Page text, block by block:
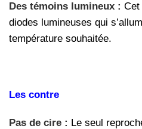
Des témoins lumineux : Cet
diodes lumineuses qui
température souhaitée.
Les contre
Pas de cire : Le seul